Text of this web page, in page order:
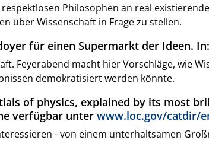
Philosophen an real
über Wissenschaft in Frage zu stellen.
für einen Supermarkt der Ideen.
Feyerabend macht hier Vorschläge, wie
demokratisiert werden könnte.
of physics, explained by its most
verfügbar unter www.loc.gov/catdir/
- von einem unterhaltsamen